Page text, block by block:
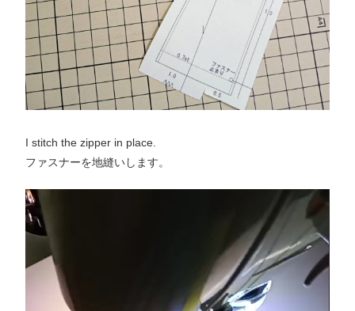
I stitch the zipper in place.
ファスナーを地縫いします。
Video
Player